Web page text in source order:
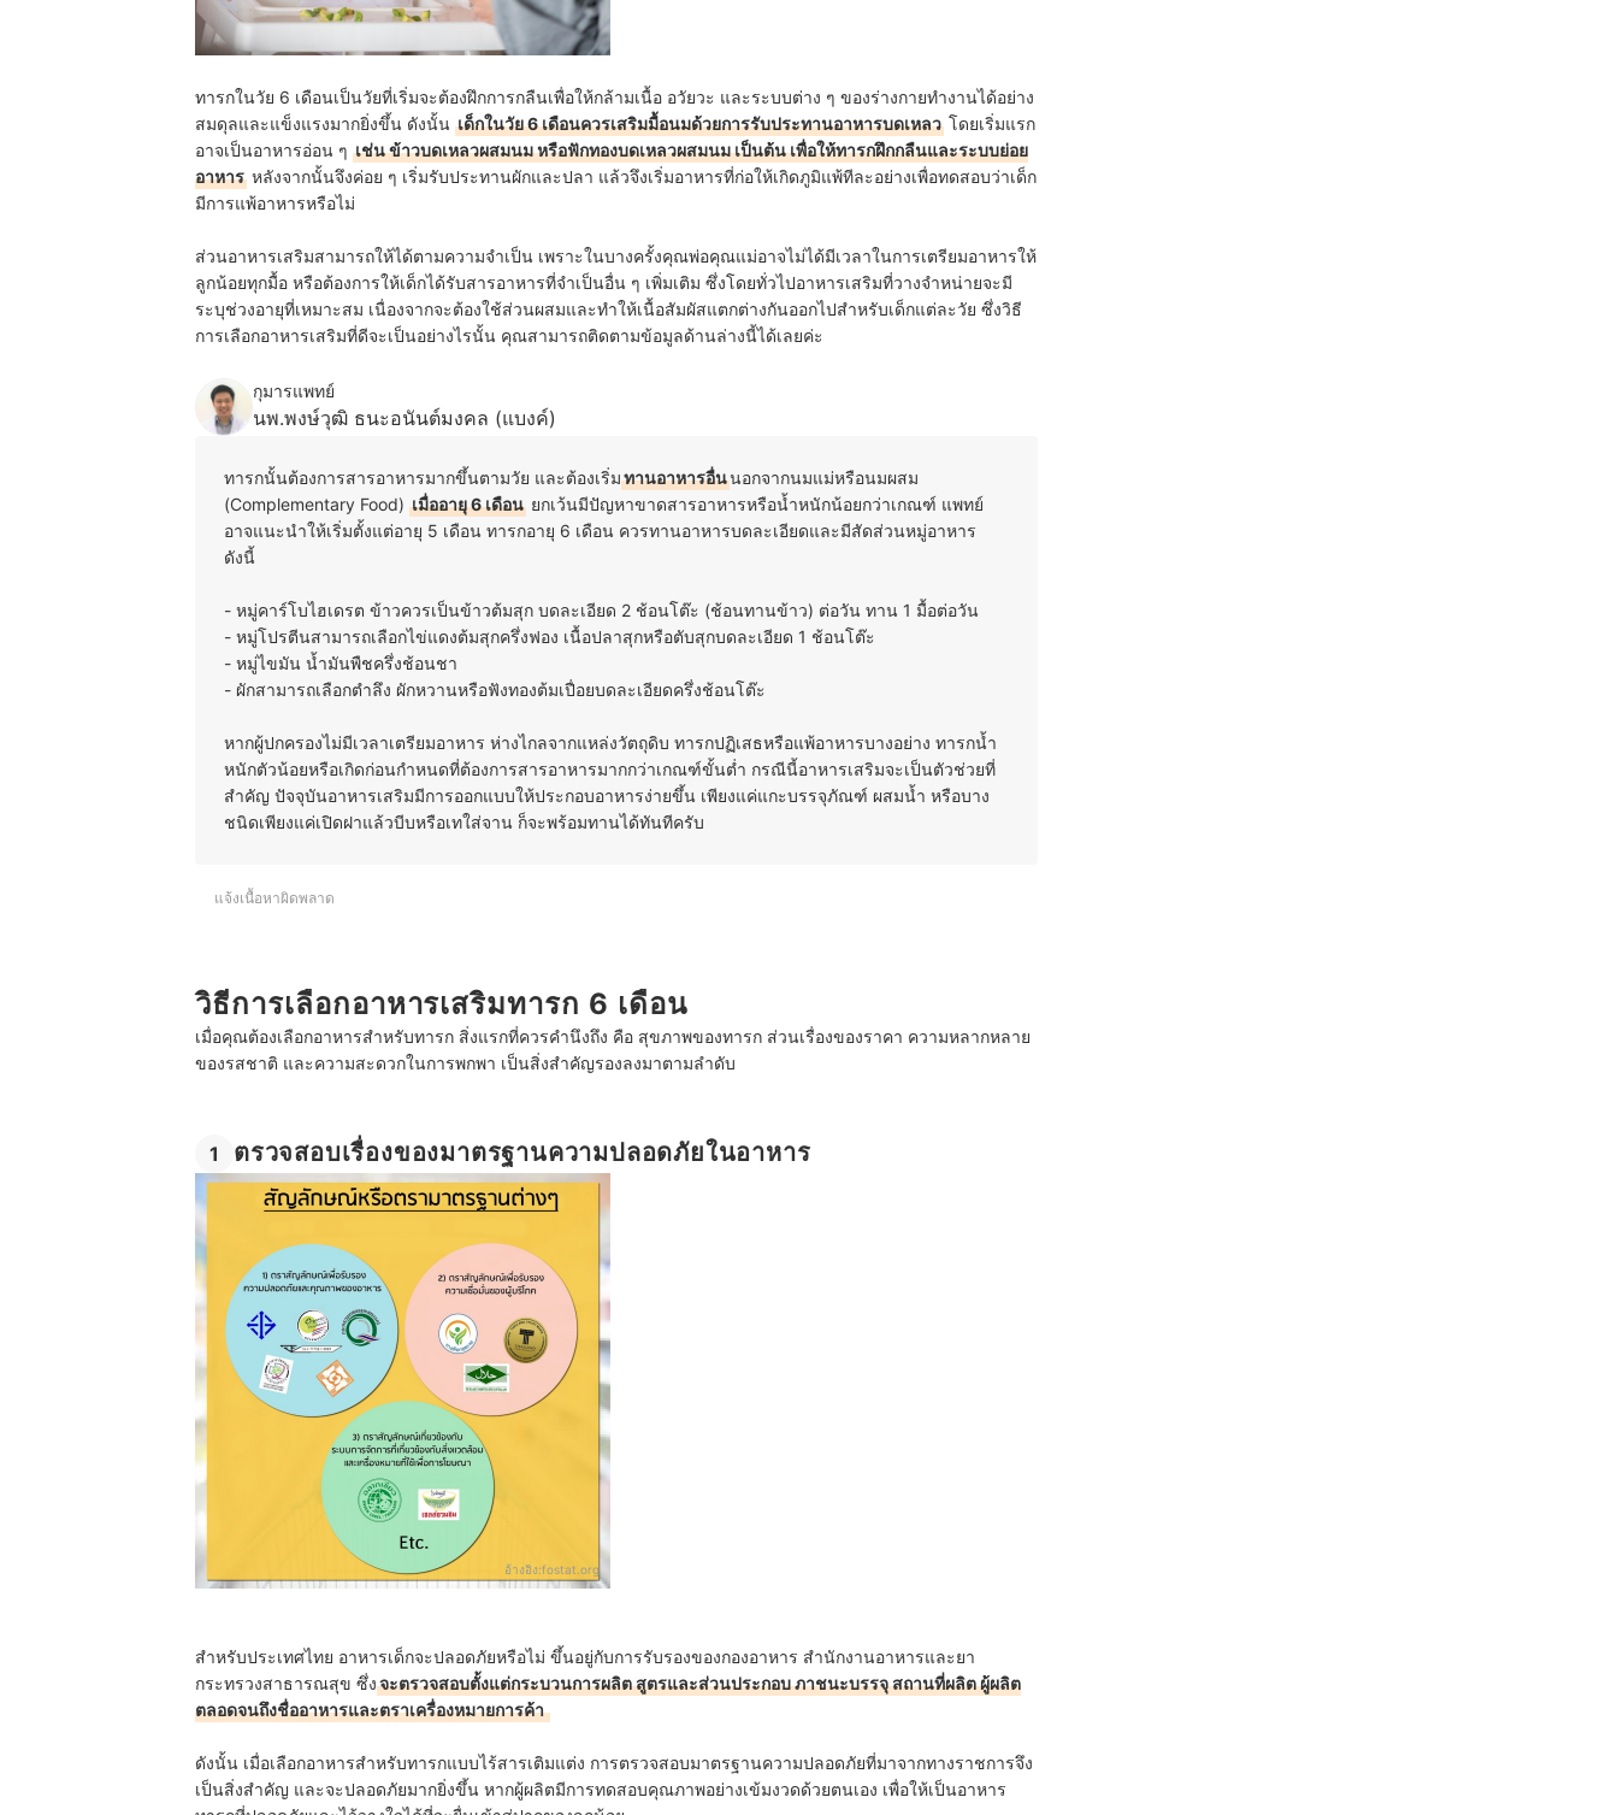
ทารกในวัย 6 เดือนเป็นวัยที่เริ่มจะต้องฝึกการกลืนเพื่อให้กล้ามเนื้อ อวัยวะ และระบบต่าง ๆ ของร่างกายทำงานได้อย่าง
สมดุลและแข็งแรงมากยิ่งขึ้น ดังนั้น เด็กในวัย 6 เดือนควรเสริมมื้อนมด้วยการรับประทานอาหารบดเหลว โดยเริ่มแรก
อาจเป็นอาหารอ่อน ๆ เช่น ข้าวบดเหลวผสมนม หรือฟักทองบดเหลวผสมนม เป็นต้น เพื่อให้ทารกฝึกกลืนและระบบย่อย
อาหาร หลังจากนั้นจึงค่อย ๆ เริ่มรับประทานผักและปลา แล้วจึงเริ่มอาหารที่ก่อให้เกิดภูมิแพ้ทีละอย่างเพื่อทดสอบว่าเด็ก
มีการแพ้อาหารหรือไม่
ส่วนอาหารเสริมสามารถให้ได้ตามความจำเป็น เพราะในบางครั้งคุณพ่อคุณแม่อาจไม่ได้มีเวลาในการเตรียมอาหารให้
ลูกน้อยทุกมื้อ หรือต้องการให้เด็กได้รับสารอาหารที่จำเป็นอื่น ๆ เพิ่มเติม ซึ่งโดยทั่วไปอาหารเสริมที่วางจำหน่ายจะมี
ระบุช่วงอายุที่เหมาะสม เนื่องจากจะต้องใช้ส่วนผสมและทำให้เนื้อสัมผัสแตกต่างกันออกไปสำหรับเด็กแต่ละวัย ซึ่งวิธี
การเลือกอาหารเสริมที่ดีจะเป็นอย่างไรนั้น คุณสามารถติดตามข้อมูลด้านล่างนี้ได้เลยค่ะ
กุมารแพทย์
นพ.พงษ์วุฒิ ธนะอนันต์มงคล (แบงค์)
ทารกนั้นต้องการสารอาหารมากขึ้นตามวัย และต้องเริ่มทานอาหารอื่นนอกจากนมแม่หรือนมผสม
(Complementary Food) เมื่ออายุ 6 เดือน ยกเว้นมีปัญหาขาดสารอาหารหรือน้ำหนักน้อยกว่าเกณฑ์ แพทย์
อาจแนะนำให้เริ่มตั้งแต่อายุ 5 เดือน ทารกอายุ 6 เดือน ควรทานอาหารบดละเอียดและมีสัดส่วนหมู่อาหาร
ดังนี้
- หมู่คาร์โบไฮเดรต ข้าวควรเป็นข้าวต้มสุก บดละเอียด 2 ช้อนโต๊ะ (ช้อนทานข้าว) ต่อวัน ทาน 1 มื้อต่อวัน
- หมู่โปรตีนสามารถเลือกไข่แดงต้มสุกครึ่งฟอง เนื้อปลาสุกหรือตับสุกบดละเอียด 1 ช้อนโต๊ะ
- หมู่ไขมัน น้ำมันพืชครึ่งช้อนชา
- ผักสามารถเลือกตำลึง ผักหวานหรือฟังทองต้มเปื่อยบดละเอียดครึ่งช้อนโต๊ะ
หากผู้ปกครองไม่มีเวลาเตรียมอาหาร ห่างไกลจากแหล่งวัตถุดิบ ทารกปฏิเสธหรือแพ้อาหารบางอย่าง ทารกน้ำ
หนักตัวน้อยหรือเกิดก่อนกำหนดที่ต้องการสารอาหารมากกว่าเกณฑ์ขั้นต่ำ กรณีนี้อาหารเสริมจะเป็นตัวช่วยที่
สำคัญ ปัจจุบันอาหารเสริมมีการออกแบบให้ประกอบอาหารง่ายขึ้น เพียงแค่แกะบรรจุภัณฑ์ ผสมน้ำ หรือบาง
ชนิดเพียงแค่เปิดฝาแล้วบีบหรือเทใส่จาน ก็จะพร้อมทานได้ทันทีครับ
แจ้งเนื้อหาผิดพลาด
วิธีการเลือกอาหารเสริมทารก 6 เดือน
เมื่อคุณต้องเลือกอาหารสำหรับทารก สิ่งแรกที่ควรคำนึงถึง คือ สุขภาพของทารก ส่วนเรื่องของราคา ความหลากหลาย
ของรสชาติ และความสะดวกในการพกพา เป็นสิ่งสำคัญรองลงมาตามลำดับ
1 ตรวจสอบเรื่องของมาตรฐานความปลอดภัยในอาหาร
อ้างอิง:fostat.org
สำหรับประเทศไทย อาหารเด็กจะปลอดภัยหรือไม่ ขึ้นอยู่กับการรับรองของกองอาหาร สำนักงานอาหารและยา
กระทรวงสาธารณสุข ซึ่งจะตรวจสอบตั้งแต่กระบวนการผลิต สูตรและส่วนประกอบ ภาชนะบรรจุ สถานที่ผลิต ผู้ผลิต
ตลอดจนถึงชื่ออาหารและตราเครื่องหมายการค้า
ดังนั้น เมื่อเลือกอาหารสำหรับทารกแบบไร้สารเติมแต่ง การตรวจสอบมาตรฐานความปลอดภัยที่มาจากทางราชการจึง
เป็นสิ่งสำคัญ และจะปลอดภัยมากยิ่งขึ้น หากผู้ผลิตมีการทดสอบคุณภาพอย่างเข้มงวดด้วยตนเอง เพื่อให้เป็นอาหาร